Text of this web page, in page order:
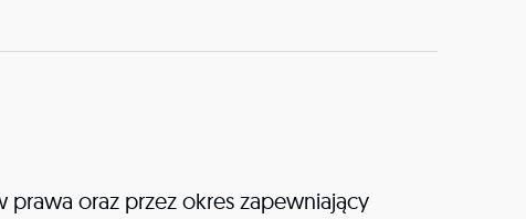
oraz przez okres zapewniający